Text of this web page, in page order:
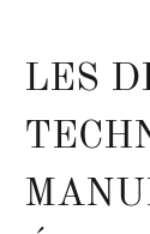
LES